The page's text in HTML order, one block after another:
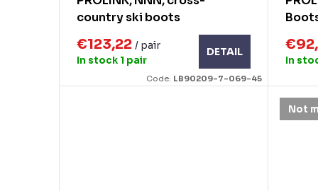
s
country ski boots
€123,22 / pair
In stock 1 pair
DETAIL
Code: LB90209-7-069-45
In
Not